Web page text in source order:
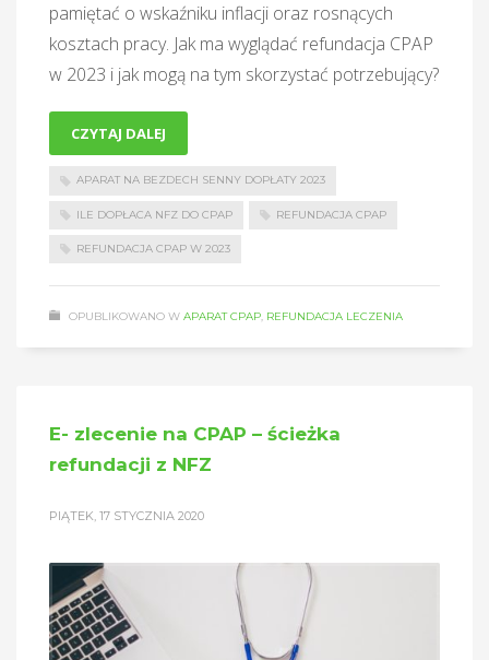
pamiętać o wskaźniku inflacji oraz rosnących
kosztach pracy. Jak ma wyglądać refundacja CPAP
w 2023 i jak mogą na tym skorzystać potrzebujący?
APARAT NA BEZDECH SENNY DOPŁATY 2023
ILE DOPŁACA NFZ DO CPAP REFUNDACJA CPAP
REFUNDACJA CPAP W 2023
CZYTAJ DALEJ
OPUBLIKOWANO W APARAT CPAP, REFUNDACJA LECZENIA
E- zlecenie na CPAP – ścieżka
refundacji z NFZ
PIĄTEK, 17 STYCZNIA 2020